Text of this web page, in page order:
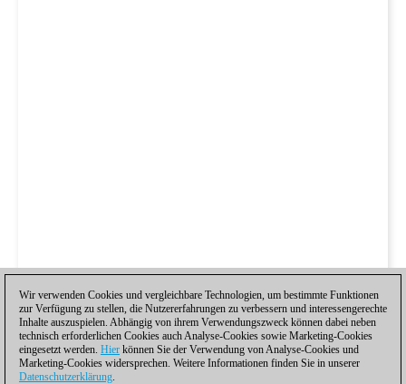
Wir verwenden Cookies und vergleichbare Technologien, um bestimmte Funktionen
zur Verfügung zu stellen, die Nutzererfahrungen zu verbessern und interessengerechte
Inhalte auszuspielen. Abhängig von ihrem Verwendungszweck können dabei neben
technisch erforderlichen Cookies auch Analyse-Cookies sowie Marketing-Cookies
eingesetzt werden. Hier können Sie der Verwendung von Analyse-Cookies und
Marketing-Cookies widersprechen. Weitere Informationen finden Sie in unserer
Datenschutzerklärung.